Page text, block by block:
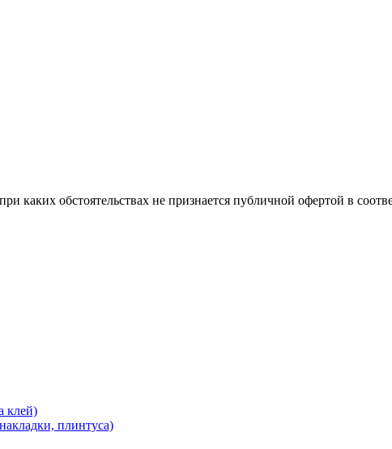
каких обстоятельствах не признается публичной офертой в
клей)
плинтуса)